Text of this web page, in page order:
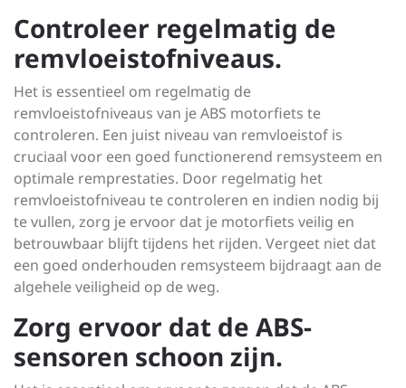
Controleer regelmatig de
remvloeistofniveaus.
Het is essentieel om regelmatig de
remvloeistofniveaus van je ABS motorfiets te
controleren. Een juist niveau van remvloeistof is
cruciaal voor een goed functionerend remsysteem en
optimale remprestaties. Door regelmatig het
remvloeistofniveau te controleren en indien nodig bij
te vullen, zorg je ervoor dat je motorfiets veilig en
betrouwbaar blijft tijdens het rijden. Vergeet niet dat
een goed onderhouden remsysteem bijdraagt aan de
algehele veiligheid op de weg.
Zorg ervoor dat de ABS-
sensoren schoon zijn.